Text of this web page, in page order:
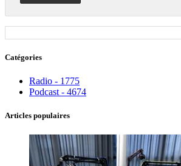
Catégories
Radio - 1775
Podcast - 4674
Articles populaires